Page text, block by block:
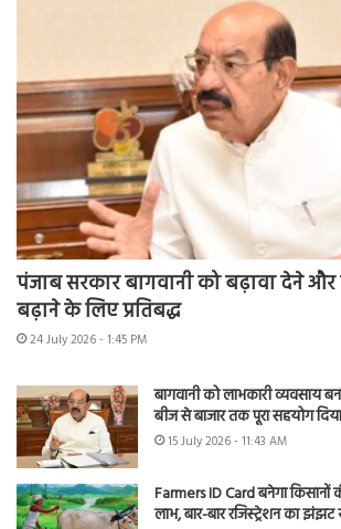
पंजाब सरकार बागवानी को बढ़ावा देने
बढ़ाने के लिए प्रतिबद्ध
24 July 2026 - 1:45 PM
बागवानी को लाभकारी व्यवसाय
बीज से बाजार तक पूरा सहयोग
15 July 2026 - 11:43 AM
Farmers ID Card बनेगा किसानों
लाभ, बार-बार रजिस्ट्रेशन का